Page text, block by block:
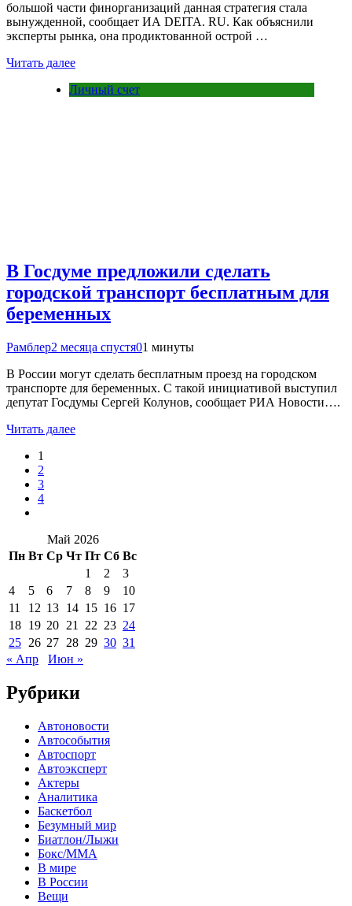
большой части финорганизаций данная стратегия стала
вынужденной, сообщает ИА DEITA. RU. Как объяснили
эксперты рынка, она продиктованной острой …
Читать далее
Личный счет
В Госдуме предложили сделать
городской транспорт бесплатным для
беременных
Рамблер2 месяца спустя01 минуты
В России могут сделать бесплатным проезд на городском
транспорте для беременных. С такой инициативой выступил
депутат Госдумы Сергей Колунов, сообщает РИА Новости….
Читать далее
1
2
3
4
Май 2026
Пн Вт Ср Чт Пт Сб Вс
1
2
3
4
5 6 7 8 9
10
11
12 13 14 15 16 17
18 19 20 21 22 23 24
25 26 27 28 29 30 31
« Апр
Июн »
Рубрики
Автоновости
Автособытия
Автоспорт
Автоэксперт
Актеры
Аналитика
Баскетбол
Безумный мир
Биатлон/Лыжи
Бокс/MMA
В мире
В России
Вещи